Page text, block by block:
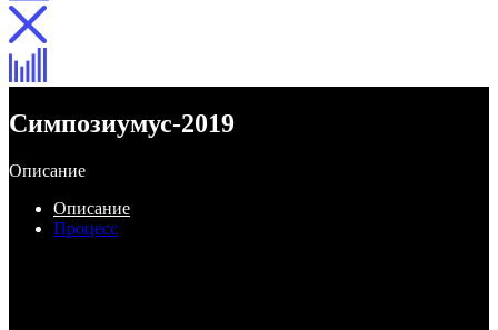
Симпозиумус-2019
Описание
Описание
Процесс